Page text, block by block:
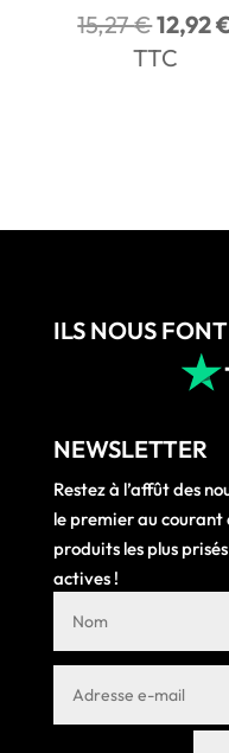
15,27€Le
prix
12,92
TTC
ILS NOUS
NEWSLETTER
Restez à l’affût des
le premier au courant
produits les plus
actives !